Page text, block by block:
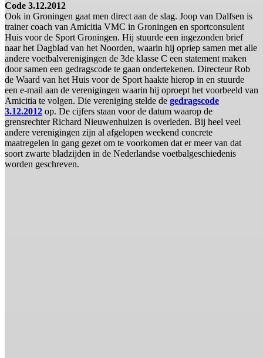
Code 3.12.2012
Ook in Groningen gaat men direct aan de slag. Joop van Dalfsen is
trainer coach van Amicitia VMC in Groningen en sportconsulent
Huis voor de Sport Groningen. Hij stuurde een ingezonden brief
naar het Dagblad van het Noorden, waarin hij opriep samen met alle
andere voetbalverenigingen de 3de klasse C een statement maken
door samen een gedragscode te gaan ondertekenen. Directeur Rob
de Waard van het Huis voor de Sport haakte hierop in en stuurde
een e-mail aan de verenigingen waarin hij oproept het voorbeeld van
Amicitia te volgen. Die vereniging stelde de gedragscode
3.12.2012 op. De cijfers staan voor de datum waarop de
grensrechter Richard Nieuwenhuizen is overleden. Bij heel veel
andere verenigingen zijn al afgelopen weekend concrete
maatregelen in gang gezet om te voorkomen dat er meer van dat
soort zwarte bladzijden in de Nederlandse voetbalgeschiedenis
worden geschreven.